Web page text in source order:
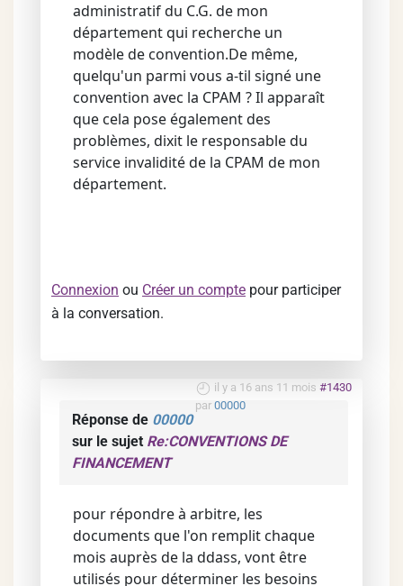
administratif du C.G. de mon
département qui recherche un
modèle de convention.De même,
quelqu'un parmi vous a-til signé une
convention avec la CPAM ? Il apparaît
que cela pose également des
problèmes, dixit le responsable du
service invalidité de la CPAM de mon
département.
Connexion ou Créer un compte pour participer
à la conversation.
il y a 16 ans 11 mois #1430
par 00000
Réponse de 00000
sur le sujet Re:CONVENTIONS DE
FINANCEMENT
pour répondre à arbitre, les
documents que l'on remplit chaque
mois auprès de la ddass, vont être
utilisés pour déterminer les besoins